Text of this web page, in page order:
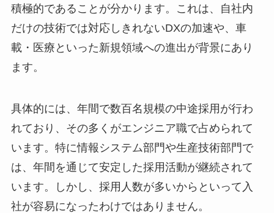
積極的であることが分かります。これは、自社内
だけの技術では対応しきれないDXの加速や、車
載・医療といった新規領域への進出が背景にあり
ます。
具体的には、年間で数百名規模の中途採用が行わ
れており、その多くがエンジニア職で占められて
います。特に情報システム部門や生産技術部門で
は、年間を通じて安定した採用活動が継続されて
います。しかし、採用人数が多いからといって入
社が容易になったわけではありません。